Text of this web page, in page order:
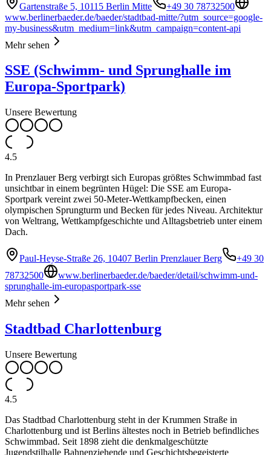
Gartenstraße 5, 10115 Berlin Mitte
+49 30 78732500
www.berlinerbaeder.de/baeder/stadtbad-mitte/?utm_source=google-
my-business&utm_medium=link&utm_campaign=content-api
Mehr sehen
SSE (Schwimm- und Sprunghalle im
Europa-Sportpark)
Unsere Bewertung
4.5
In Prenzlauer Berg verbirgt sich Europas größtes Schwimmbad fast
unsichtbar in einem begrünten Hügel: Die SSE am Europa-
Sportpark vereint zwei 50-Meter-Wettkampfbecken, einen
olympischen Sprungturm und Becken für jedes Niveau. Architektur
von Weltrang, Wettkampfgeschichte und Alltagsbetrieb unter einem
Dach.
Paul-Heyse-Straße 26, 10407 Berlin Prenzlauer Berg
+49 30
78732500
www.berlinerbaeder.de/baeder/detail/schwimm-und-
sprunghalle-im-europasportpark-sse
Mehr sehen
Stadtbad Charlottenburg
Unsere Bewertung
4.5
Das Stadtbad Charlottenburg steht in der Krummen Straße in
Charlottenburg und ist Berlins ältestes noch in Betrieb befindliches
Schwimmbad. Seit 1898 zieht die denkmalgeschützte
Jugendstilhalle Bahnenziehende und Geschichtsbegeisterte